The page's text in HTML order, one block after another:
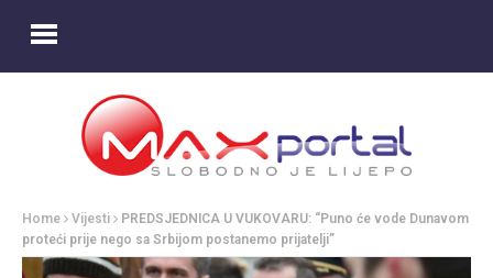
Home Vijesti
PREDSJEDNICA U VUKOVARU: “Puno će vode Dunavom
proteći prije nego sa Srbijom postanemo prijatelji”